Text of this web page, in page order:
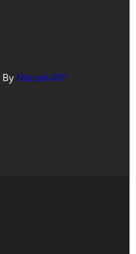
By Misbah WP